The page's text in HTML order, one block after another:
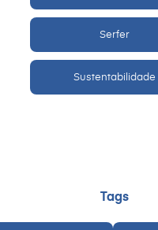
Serfer
Sustentabilidade
Tags